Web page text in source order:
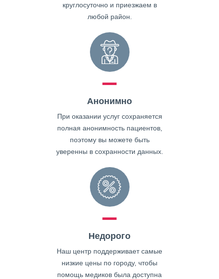
круглосуточно и приезжаем в
любой район.
Анонимно
При оказании услуг сохраняется
полная анонимность пациентов,
поэтому вы можете быть
уверенны в сохранности данных.
Недорого
Наш центр поддерживает самые
низкие цены по городу, чтобы
помощь медиков была доступна